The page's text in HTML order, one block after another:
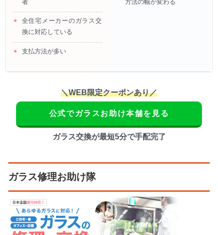
者
全住宅メーカーのガラス交
換に対応している
支払方法が多い
方法の幅が変わる
＼WEB限定クーポンあり／
公式でガラスお助け本舗を見る
ガラス交換が最短5分で手配完了
ガラス修理お助け隊